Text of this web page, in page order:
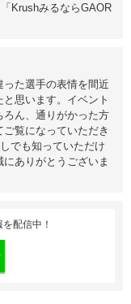
KrushみるならGAOR
た選手の表情を間近
思います。イベント
ろん、通りがかった方
覧になっていただき
でも知っていただけ
ありがとうございま
配信中！